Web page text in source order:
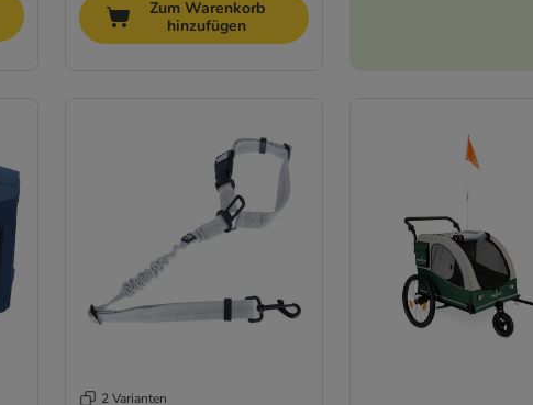
Zum Warenkorb
hinzufügen
2 Varianten